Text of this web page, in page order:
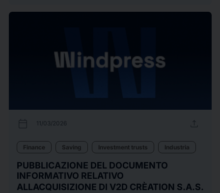
calendar_today 11/03/2026 upload
Finance Saving Investment trusts Industria
PUBBLICAZIONE DEL DOCUMENTO
INFORMATIVO RELATIVO
ALLACQUISIZIONE DI V2D CRÈATION S.A.S.